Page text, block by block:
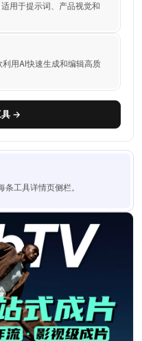
用于提示词、产品视觉和
用AI快速生成和编辑高质
具 →
工具详情页侧栏。